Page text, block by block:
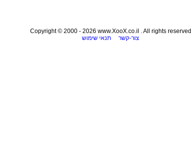
Copyright © 2000 - 2026 www.XooX.co.il . All rights reserved
צור-קשר
תנאי שימוש